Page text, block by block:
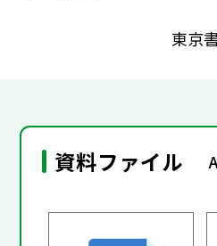
東京
資料ファイル